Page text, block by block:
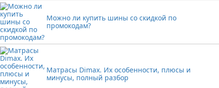
Можно ли купить шины со скидкой по
промокодам?
Матрасы Dimax. Их особенности, плюсы и
минусы, полный разбор